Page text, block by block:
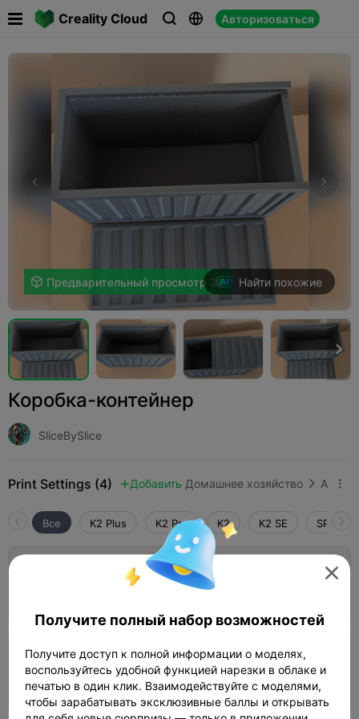
Creality Cloud   Авторизоваться

 Предварительный просмотр 3D Найти похожие

Коробка-контейнер
SliceBySlice
Print Settings (4)  Добавить Домашнее хозяйство  
Все K2 Plus K2 Pro K2 K2 SE SPARKX
Слой 0,2 мм, 2 стенки, 15% заполнения
0.2mm layer, 2 walls, 15% infill
 08h 30m  1 plates  86.95g

Получите полный набор возможностей
Получите доступ к полной информации о моделях,
воспользуйтесь удобной функцией нарезки в облаке и
печатью в один клик. Взаимодействуйте с моделями,
чтобы зарабатывать эксклюзивные баллы и открывать